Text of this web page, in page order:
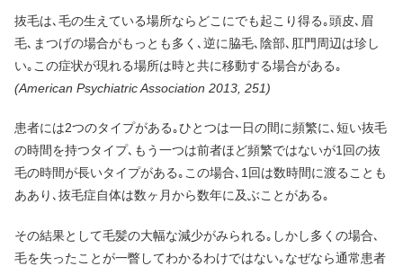
抜毛は､毛の生えている場所ならどこにでも起こり得る｡頭皮､眉
毛､まつげの場合がもっとも多く､逆に脇毛､陰部､肛門周辺は珍し
い｡この症状が現れる場所は時と共に移動する場合がある｡
(American Psychiatric Association 2013, 251)
患者には2つのタイプがある｡ひとつは一日の間に頻繁に､短い抜毛
の時間を持つタイプ､もう一つは前者ほど頻繁ではないが1回の抜
毛の時間が長いタイプがある｡この場合､1回は数時間に渡ることも
ああり､抜毛症自体は数ヶ月から数年に及ぶことがある｡
その結果として毛髪の大幅な減少がみられる｡しかし多くの場合､
毛を失ったことが一瞥してわかるわけではない｡なぜなら通常患者